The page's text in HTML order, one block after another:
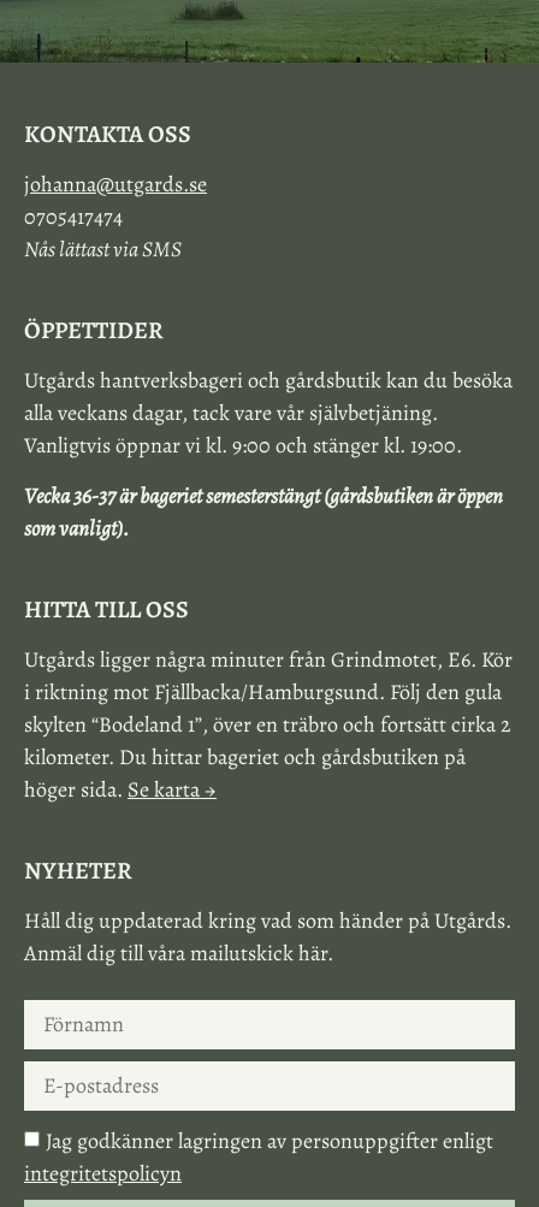
KONTAKTA OSS
johanna@utgards.se
0705417474
Nås lättast via SMS
ÖPPETTIDER
Utgårds hantverksbageri och gårdsbutik kan du besöka
alla veckans dagar, tack vare vår självbetjäning.
Vanligtvis öppnar vi kl. 9:00 och stänger kl. 19:00.
Vecka 36-37 är bageriet semesterstängt (gårdsbutiken är öppen
som vanligt).
HITTA TILL OSS
Utgårds ligger några minuter från Grindmotet, E6. Kör
i riktning mot Fjällbacka/Hamburgsund. Följ den gula
skylten “Bodeland 1”, över en träbro och fortsätt cirka 2
kilometer. Du hittar bageriet och gårdsbutiken på
höger sida. Se karta →
NYHETER
Håll dig uppdaterad kring vad som händer på Utgårds.
Anmäl dig till våra mailutskick här.
Jag godkänner lagringen av personuppgifter enligt
integritetspolicyn